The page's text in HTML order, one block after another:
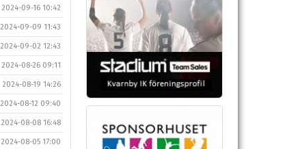
2024-09-16 10:42
2024-09-09 11:43
2024-09-02 12:43
2024-08-26 09:11
2024-08-19 14:26
2024-08-12 09:40
2024-08-08 16:48
2024-08-05 17:00